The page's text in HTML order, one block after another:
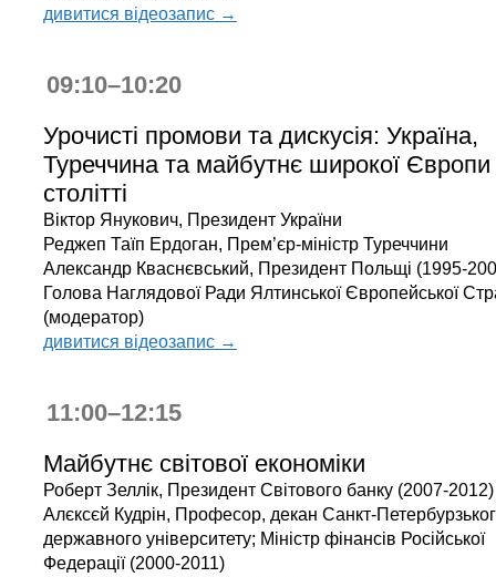
дивитися відеозапис →
09:10–10:20
Урочисті промови та дискусія: Україна,
Туреччина та майбутнє широкої
столітті
Віктор Янукович, Президент України
Реджеп Таїп Ердоган, Прем’єр-міністр Туреччини
Александр Кваснєвський, Президент Польщі (1995-
Голова Наглядової Ради Ялтинської Європейської
(модератор)
дивитися відеозапис →
11:00–12:15
Майбутнє світової економіки
Роберт Зеллік, Президент Світового банку (2007-2012)
Алєксєй Кудрін, Професор, декан Санкт-
державного університету; Міністр фінансів Російської
Федерації (2000-2011)